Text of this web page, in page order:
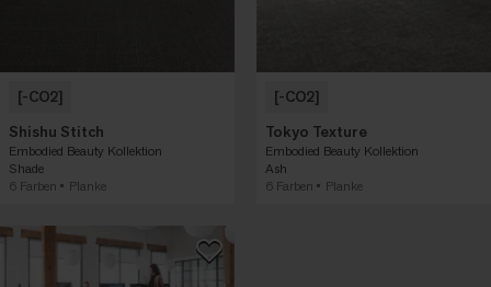
[-CO2]
Shishu Stitch
Embodied Beauty Kollektion
Shade
6 Farben
Planke
[-CO2]
Tokyo Texture
Embodied Beauty Kollektion
Ash
6 Farben
Planke